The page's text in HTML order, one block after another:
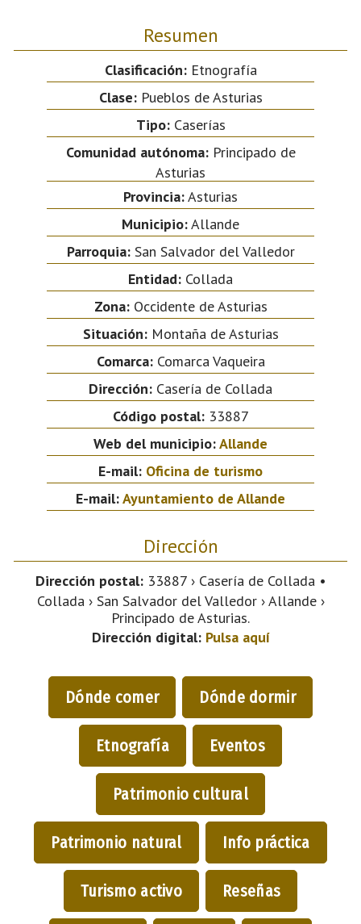
Resumen
Clasificación:Etnografía
Clase:Pueblos de Asturias
Tipo:Caserías
Comunidad autónoma:Principado de
Asturias
Provincia:Asturias
Municipio:Allande
Parroquia:San Salvador del Valledor
Entidad: Collada
Zona:Occidente de Asturias
Situación:Montaña de Asturias
Comarca:Comarca Vaqueira
Dirección: Casería de Collada
Código postal:33887
Web del municipio:Allande
E-mail: Oficina de turismo
E-mail:Ayuntamiento de Allande
Dirección
Dirección postal:33887 › Casería de Collada •
Collada › San Salvador del Valledor › Allande ›
Principado de Asturias.
Dirección digital: Pulsa aquí
Dónde comer Dónde dormir
Etnografía Eventos
Patrimonio cultural
Patrimonio natural Info práctica
Turismo activo Reseñas